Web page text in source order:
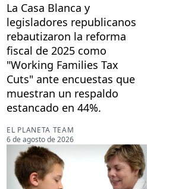
La Casa Blanca y
legisladores republicanos
rebautizaron la reforma
fiscal de 2025 como
"Working Families Tax
Cuts" ante encuestas que
muestran un respaldo
estancado en 44%.
EL PLANETA TEAM
6 de agosto de 2026